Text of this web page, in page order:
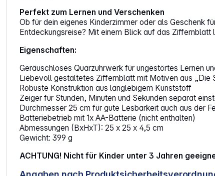
Perfekt zum Lernen und Verschenken
Ob für dein eigenes Kinderzimmer oder als Geschenk
Entdeckungsreise? Mit einem Blick auf das
Eigenschaften:
Geräuschloses Quarzuhrwerk für ungestörtes Lernen
Liebevoll gestaltetes Ziffernblatt mit Motiven aus „Die
Robuste Konstruktion aus langlebigem Kunststoff
Zeiger für Stunden, Minuten und Sekunden separat
Durchmesser 25 cm für gute Lesbarkeit auch aus der
Batteriebetrieb mit 1x AA-Batterie (nicht enthalten)
Abmessungen (BxHxT): 25 x 25 x 4,5 cm
Gewicht: 399 g
ACHTUNG! Nicht für Kinder unter 3 Jahren